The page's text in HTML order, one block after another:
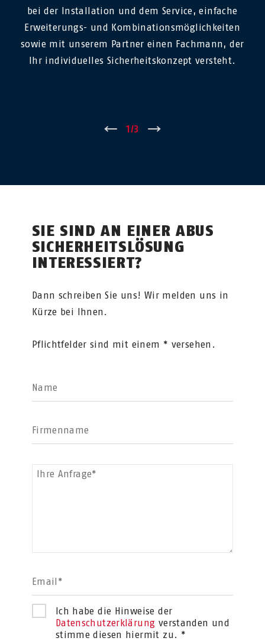
bei der Installation und dem Service, einfache
Erweiterungs- und Kombinationsmöglichkeiten
sowie mit unserem Partner einen Fachmann, der
Ihr individuelles Sicherheitskonzept versteht.
1/3
SIE SIND AN EINER ABUS
SICHERHEITSLÖSUNG
INTERESSIERT?
Dann schreiben Sie uns! Wir melden uns in
Kürze bei Ihnen.
Pflichtfelder sind mit einem * versehen.
Name
Firmenname
Ihre Anfrage*
Email*
Ich habe die Hinweise der
Datenschutzerklärung verstanden und
stimme diesen hiermit zu. *